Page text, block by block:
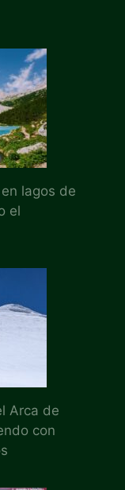
lagos de
el
Arca de
con